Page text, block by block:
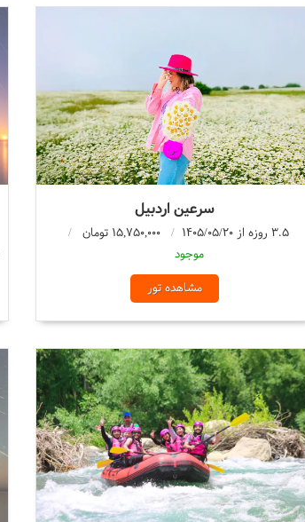
سرعین اردبیل
3.5 روزه از 1405/05/20
15,750,000 تومان
موجود
مشاهده تور